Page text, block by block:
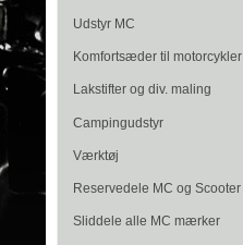
Udstyr MC
Komfortsæder til motorcykler
Lakstifter og div. maling
Campingudstyr
Værktøj
Reservedele MC og Scooter
Sliddele alle MC mærker